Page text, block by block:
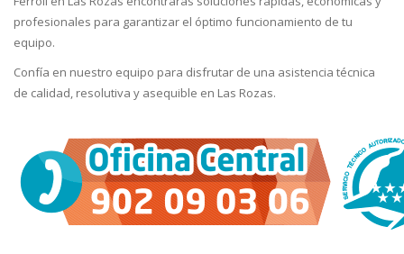
profesionales para garantizar el óptimo funcionamiento de tu
equipo.
Confía en nuestro equipo para disfrutar de una asistencia técnica
de calidad, resolutiva y asequible en Las Rozas.